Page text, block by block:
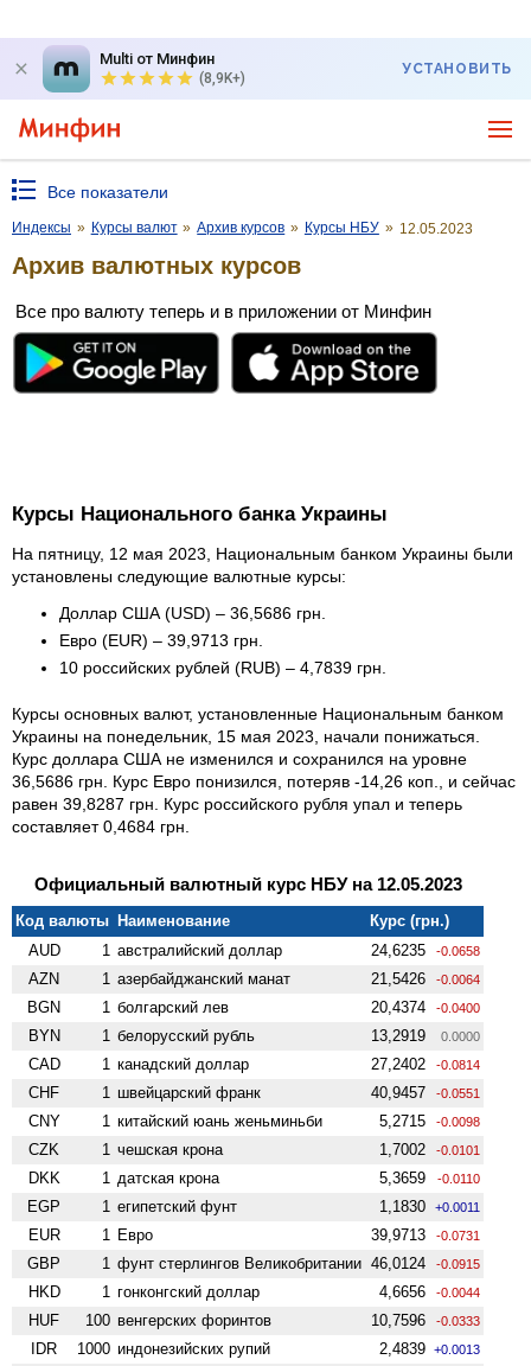
Multi от Минфин
(8,9K+)
УСТАНОВИТЬ
Все показатели
Индексы » Курсы валют » Архив курсов » Курсы НБУ » 12.05.2023
Архив валютных курсов
Все про валюту теперь и в приложении от Минфин
Курсы Национального банка Украины
На пятницу, 12 мая 2023, Национальным банком Украины были
установлены следующие валютные курсы:
Доллар США (USD) – 36,5686 грн.
Евро (EUR) – 39,9713 грн.
10 российских рублей (RUB) – 4,7839 грн.
Курсы основных валют, установленные Национальным банком
Украины на понедельник, 15 мая 2023, начали понижаться.
Курс доллара США не изменился и сохранился на уровне
36,5686 грн. Курс Евро понизился, потеряв -14,26 коп., и сейчас
равен 39,8287 грн. Курс российского рубля упал и теперь
составляет 0,4684 грн.
Официальный валютный курс НБУ на 12.05.2023
Код валюты Наименование
Курс (грн.)
AUD
1 австралийский доллар 24,6235 -0.0658
AZN 1 азербайджанский манат 21,5426 -0.0064
BGN 1 болгарский лев 20,4374 -0.0400
BYN 1 белорусский рубль 13,2919 0.0000
CAD 1 канадский доллар 27,2402 -0.0814
CHF 1 швейцарский франк 40,9457 -0.0551
CNY 1 китайский юань женьминьби 5,2715 -0.0098
CZK 1 чешская крона 1,7002 -0.0101
DKK 1 датская крона 5,3659 -0.0110
EGP 1 египетский фунт 1,1830 +0.0011
EUR 1 Евро 39,9713 -0.0731
GBP 1 фунт стерлингов Велико­британии 46,0124 -0.0915
HKD 1 гонконгский доллар 4,6656 -0.0044
HUF 100 венгерских форинтов 10,7596 -0.0333
IDR 1000 индонезийских рупий 2,4839 +0.0013